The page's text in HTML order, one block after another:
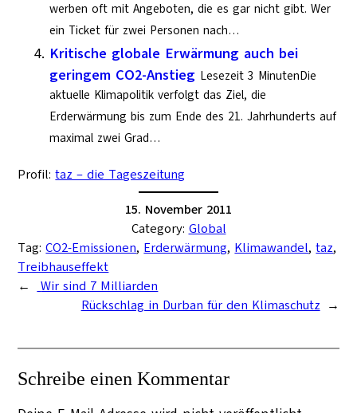
werben oft mit Angeboten, die es gar nicht gibt. Wer
ein Ticket für zwei Personen nach…
Kritische globale Erwärmung auch bei
geringem CO2-Anstieg Lesezeit 3 MinutenDie
aktuelle Klimapolitik verfolgt das Ziel, die
Erderwärmung bis zum Ende des 21. Jahrhunderts auf
maximal zwei Grad…
Profil:taz – die Tageszeitung
15. November 2011
Category: Global
Tag:CO2-Emissionen, Erderwärmung, Klimawandel, taz
Treibhauseffekt
←
Wir sind 7 Milliarden
Rückschlag in Durban für den Klimaschutz →
Schreibe einen Kommentar